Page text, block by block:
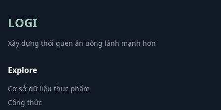
LOGI
Xây dựng thói quen ăn uống lành mạnh hơn
Explore
Cơ sở dữ liệu thực phẩm
Công thức